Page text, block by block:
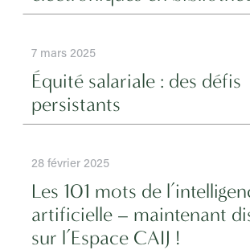
7 mars 2025
Équité salariale : des défis
persistants
28 février 2025
Les 101 mots de
artificielle – maintenant
sur l’Espace CAIJ !